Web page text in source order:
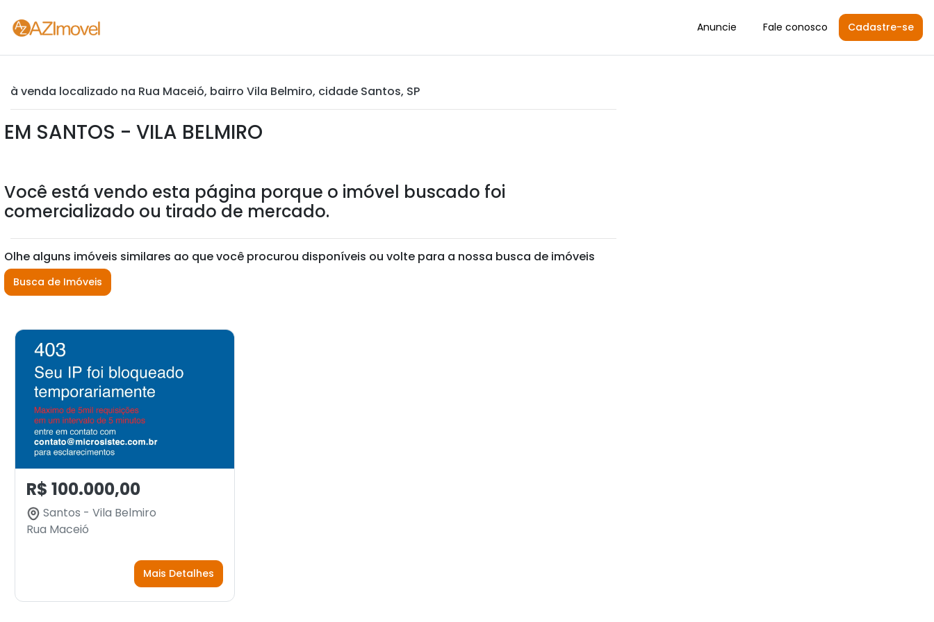
Anuncie Fale conosco Cadastre-se
à venda localizado na Rua Maceió, bairro Vila Belmiro, cidade Santos, SP
EM SANTOS - VILA BELMIRO
Você está vendo esta página porque o imóvel buscado foi
comercializado ou tirado de mercado.
Olhe alguns imóveis similares ao que você procurou disponíveis ou volte para a nossa busca de imóveis
Busca de Imóveis
R$ 100.000,00
Santos - Vila Belmiro
Rua Maceió
Mais Detalhes